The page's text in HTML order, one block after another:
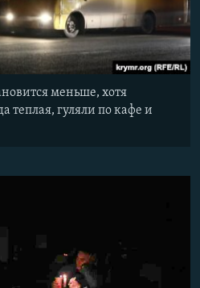
меньше, хотя
теплая, гуляли по кафе и